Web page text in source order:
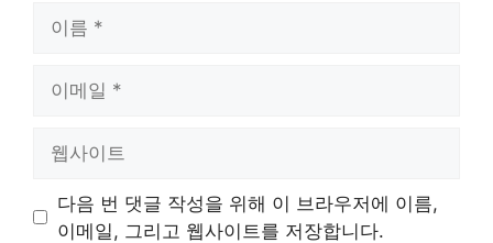
트
다음 번 댓글 작성을 위해 이 브라우저에 이름,
이메일, 그리고 웹사이트를 저장합니다.